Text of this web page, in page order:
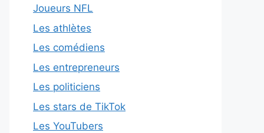
Joueurs NFL
Les athlètes
Les comédiens
Les entrepreneurs
Les politiciens
Les stars de TikTok
Les YouTubers